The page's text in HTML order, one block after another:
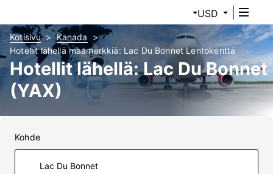
USD
Kotisivu
Kanada
Hotellit lähellä maamerkkiä: Lac Du Bonnet Lentokenttä
Hotellit lähellä: Lac Du Bonnet
(YAX)
Kohde